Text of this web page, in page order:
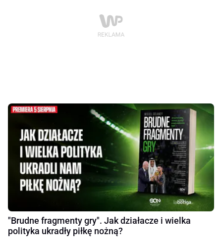
"Brudne fragmenty gry". Jak działacze i wielka
polityka ukradły piłkę nożną?